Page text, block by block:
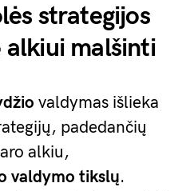
strategijos
alkiui malšinti
valdymas išlieka
padedančių
alkiu,
valdymo tikslų.